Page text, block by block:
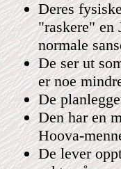
Deres
"raskere" en
normale
De ser ut
er noe
De
Den har en
Hoova-
De lever